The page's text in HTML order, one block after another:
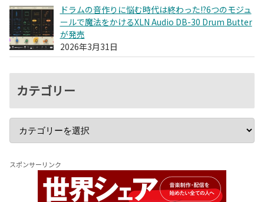
ドラムの音作りに悩む時代は終わった!?6つのモジュ
ールで魔法をかけるXLN Audio DB-30 Drum Butter
が発売
2026年3月31日
カテゴリー
スポンサーリンク